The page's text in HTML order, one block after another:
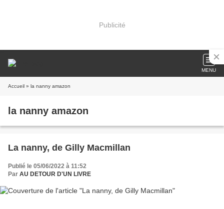
Publicité
MENU
Accueil » la nanny amazon
la nanny amazon
La nanny, de Gilly Macmillan
Publié le 05/06/2022 à 11:52
Par AU DETOUR D'UN LIVRE